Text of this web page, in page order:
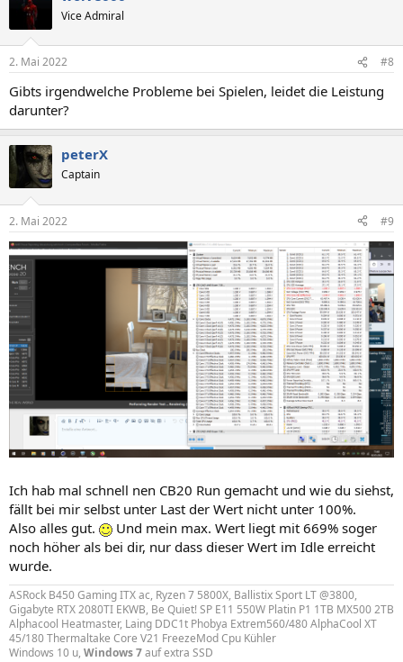
Vice Admiral
2. Mai 2022 #8
Gibts irgendwelche Probleme bei Spielen, leidet die Leistung
darunter?
peterX
Captain
2. Mai 2022 #9
Ich hab mal schnell nen CB20 Run gemacht und wie du siehst,
fällt bei mir selbst unter Last der Wert nicht unter 100%.
Also alles gut.
Und mein max. Wert liegt mit 669% soger
noch höher als bei dir, nur dass dieser Wert im Idle erreicht
wurde.
ASRock B450 Gaming ITX ac, Ryzen 7 5800X, Ballistix Sport LT @3800,
Gigabyte RTX 2080TI EKWB, Be Quiet! SP E11 550W Platin P1 1TB MX500 2TB
Alphacool Heatmaster, Laing DDC1t Phobya Extrem560/480 AlphaCool XT
45/180 Thermaltake Core V21 FreezeMod Cpu Kühler
Windows 10 u, Windows 7auf extra SSD